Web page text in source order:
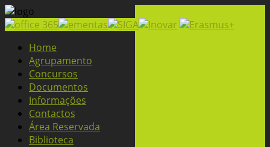
Home
Agrupamento
Concursos
Documentos
Informações
Contactos
Área Reservada
Biblioteca